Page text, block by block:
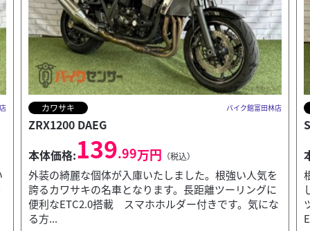
ヤマハ バイク館富田林店
SR400
本体価格:66.99万円 （税込）
根強い人気を誇るヤマハの名車SR400が入荷いたしま
した！PRUNUS製マフラーは歯切れの良いサウンドで
ツーリング中の楽しさを底上げしてくれます！また、
E...